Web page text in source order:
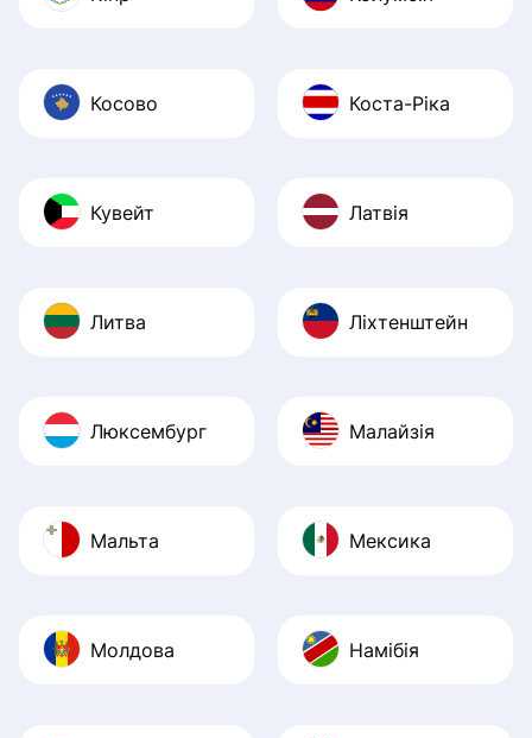
Косово Коста-Ріка
Кувейт Латвія
Литва Ліхтенштейн
Люксембург Малайзія
Мальта Мексика
Молдова Намібія